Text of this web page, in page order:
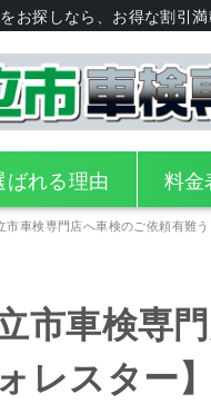
お探しなら、お得な割引
ばれる理由 料金
市車検専門店へ車検のご依頼有難
市車検専
レスター】